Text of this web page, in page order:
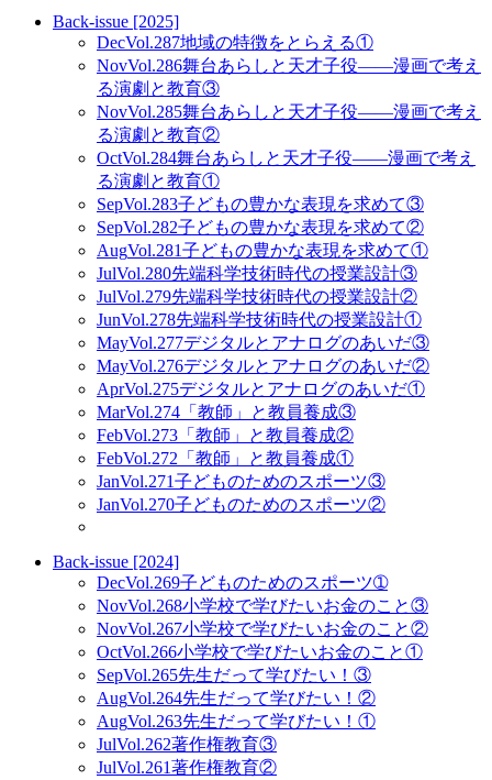
Back-issue [2025]
DecVol.287地域の特徴をとらえる①
NovVol.286舞台あらしと天才子役——漫画で考え
る演劇と教育③
NovVol.285舞台あらしと天才子役——漫画で考え
る演劇と教育②
OctVol.284舞台あらしと天才子役——漫画で考え
る演劇と教育①
SepVol.283子どもの豊かな表現を求めて③
SepVol.282子どもの豊かな表現を求めて②
AugVol.281子どもの豊かな表現を求めて①
JulVol.280先端科学技術時代の授業設計③
JulVol.279先端科学技術時代の授業設計②
JunVol.278先端科学技術時代の授業設計①
MayVol.277デジタルとアナログのあいだ③
MayVol.276デジタルとアナログのあいだ②
AprVol.275デジタルとアナログのあいだ①
MarVol.274 「教師」と教員養成③
FebVol.273 「教師」と教員養成②
FebVol.272 「教師」と教員養成①
JanVol.271子どものためのスポーツ③
JanVol.270子どものためのスポーツ②
Back-issue [2024]
DecVol.269子どものためのスポーツ➀
NovVol.268小学校で学びたいお金のこと③
NovVol.267小学校で学びたいお金のこと②
OctVol.266小学校で学びたいお金のこと①
SepVol.265先生だって学びたい！③
AugVol.264先生だって学びたい！②
AugVol.263先生だって学びたい！①
JulVol.262著作権教育③
JulVol.261著作権教育②